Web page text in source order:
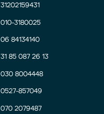
31202159431
010-3180025
06 84134140
31 85 087 26 13
030 8004448
0527-857049
070 2079487